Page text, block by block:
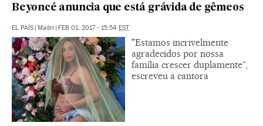
Beyoncé anuncia que está grávida de gêmeos
EL PAÍS | Madri | FEB 01, 2017 - 15:54 EST
"Estamos incrivelmente
agradecidos por nossa
família crescer duplamente”,
escreveu a cantora